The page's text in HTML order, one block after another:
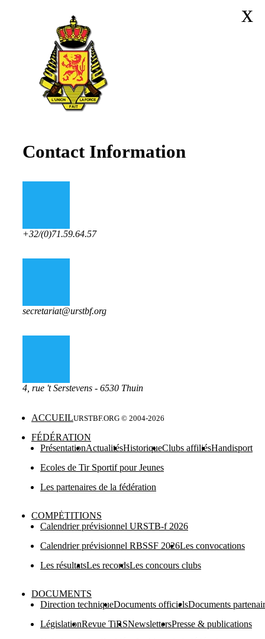
x
Contact Information
+32/(0)71.59.64.57
secretariat@urstbf.org
4, rue 't Serstevens - 6530 Thuin
ACCUEIL
FÉDÉRATION
PrésentationActualitésHistoriqueClubs affiliésHandisport
Ecoles de Tir Sportif pour Jeunes
Les partenaires de la fédération
COMPĖTITIONS
Calendrier prévisionnel URSTB-f 2026
Calendrier prévisionnel RBSSF 2026Les convocations
Les résultatsLes recordsLes concours clubs
DOCUMENTS
Direction techniqueDocuments officielsDocuments
LégislationRevue TiRSNewslettersPresse & publications
URSTBF.ORG © 2004-2026